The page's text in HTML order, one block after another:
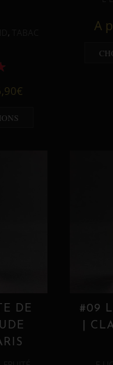
,
€
A
DE
#09
|